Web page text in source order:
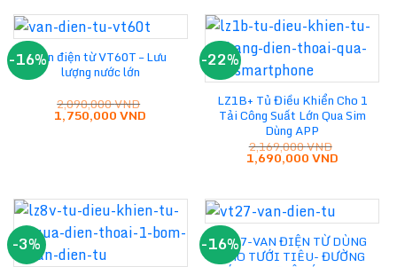
-16%Van điện từ VT60T – Lưu
lượng nước lớn
2,090,000VND
Giá
gốc
1,750,000VND
-22%
LZ1B+ Tủ Điều Khiển Cho 1
Tải Công Suất Lớn Qua Sim
Dùng APP
2,169,000VND
Giá
gốc
1,690,000VNDGiá
1,690,000
-3% -16%VT27-VAN ĐIỆN TỪ DÙNG
CHO TƯỚI TIÊU- ĐƯỜNG